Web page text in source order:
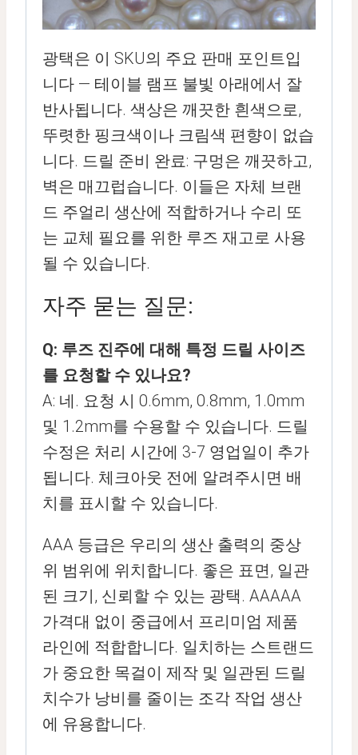
광택은 이 SKU의 주요 판매 포인트입
니다 — 테이블 램프 불빛 아래에서 잘
반사됩니다. 색상은 깨끗한 흰색으로,
뚜렷한 핑크색이나 크림색 편향이 없습
니다. 드릴 준비 완료: 구멍은 깨끗하고,
벽은 매끄럽습니다. 이들은 자체 브랜
드 주얼리 생산에 적합하거나 수리 또
는 교체 필요를 위한 루즈 재고로 사용
될 수 있습니다.
자주 묻는 질문:
Q: 루즈 진주에 대해 특정 드릴 사이즈
를 요청할 수 있나요?
A: 네. 요청 시 0.6mm, 0.8mm, 1.0mm
및 1.2mm를 수용할 수 있습니다. 드릴
수정은 처리 시간에 3-7 영업일이 추가
됩니다. 체크아웃 전에 알려주시면 배
치를 표시할 수 있습니다.
AAA 등급은 우리의 생산 출력의 중상
위 범위에 위치합니다. 좋은 표면, 일관
된 크기, 신뢰할 수 있는 광택. AAAAA
가격대 없이 중급에서 프리미엄 제품
라인에 적합합니다. 일치하는 스트랜드
가 중요한 목걸이 제작 및 일관된 드릴
치수가 낭비를 줄이는 조각 작업 생산
에 유용합니다.